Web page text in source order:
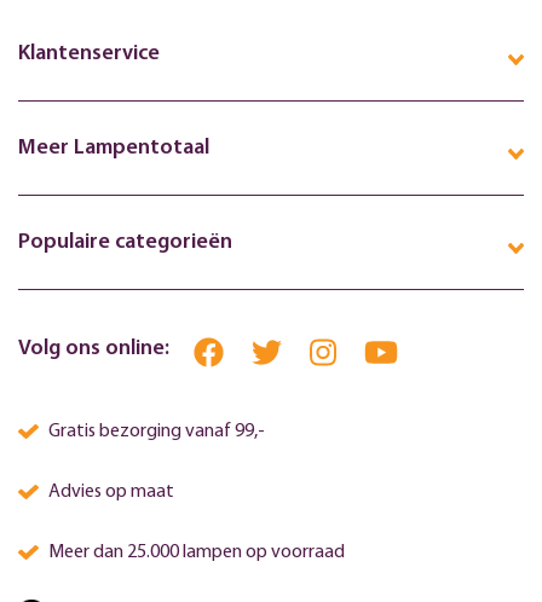
Klantenservice
Meer Lampentotaal
Populaire categorieën
Volg ons online:
Gratis bezorging vanaf 99,-
Advies op maat
Meer dan 25.000 lampen op voorraad